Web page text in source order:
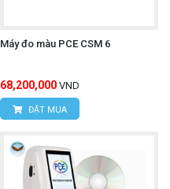
Máy đo màu PCE CSM 6
68,200,000 VND
ĐẶT MUA